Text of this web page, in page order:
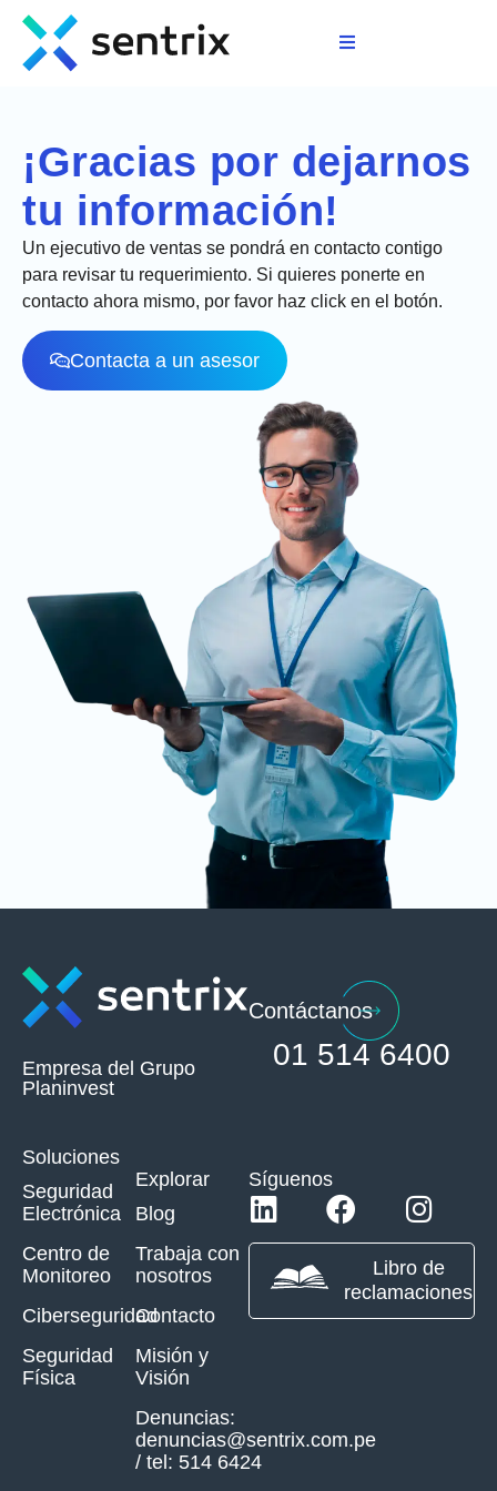
¡Gracias por dejarnos
tu información!
Un ejecutivo de ventas se pondrá en contacto contigo
para revisar tu requerimiento. Si quieres ponerte en
contacto ahora mismo, por favor haz click en el botón.
Contacta a un asesor
Empresa del Grupo
Planinvest
Contáctanos
01 514 6400
Soluciones
Seguridad
Electrónica
Centro de
Monitoreo
Ciberseguridad
Seguridad
Física
Explorar
Blog
Trabaja con
nosotros
Contacto
Misión y
Visión
Denuncias:
denuncias@sentrix.com.pe
/ tel: 514 6424
Síguenos
Libro de
reclamaciones